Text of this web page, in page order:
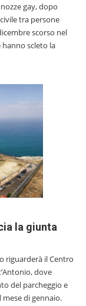
gay, dopo
tra persone
scorso nel
scleto la
la giunta
riguarderà il Centro
dove
del parcheggio e
di gennaio.